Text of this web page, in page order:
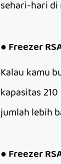
sehari-hari di
●Freezer
Kalau kamu
kapasitas
jumlah lebih
●Freezer